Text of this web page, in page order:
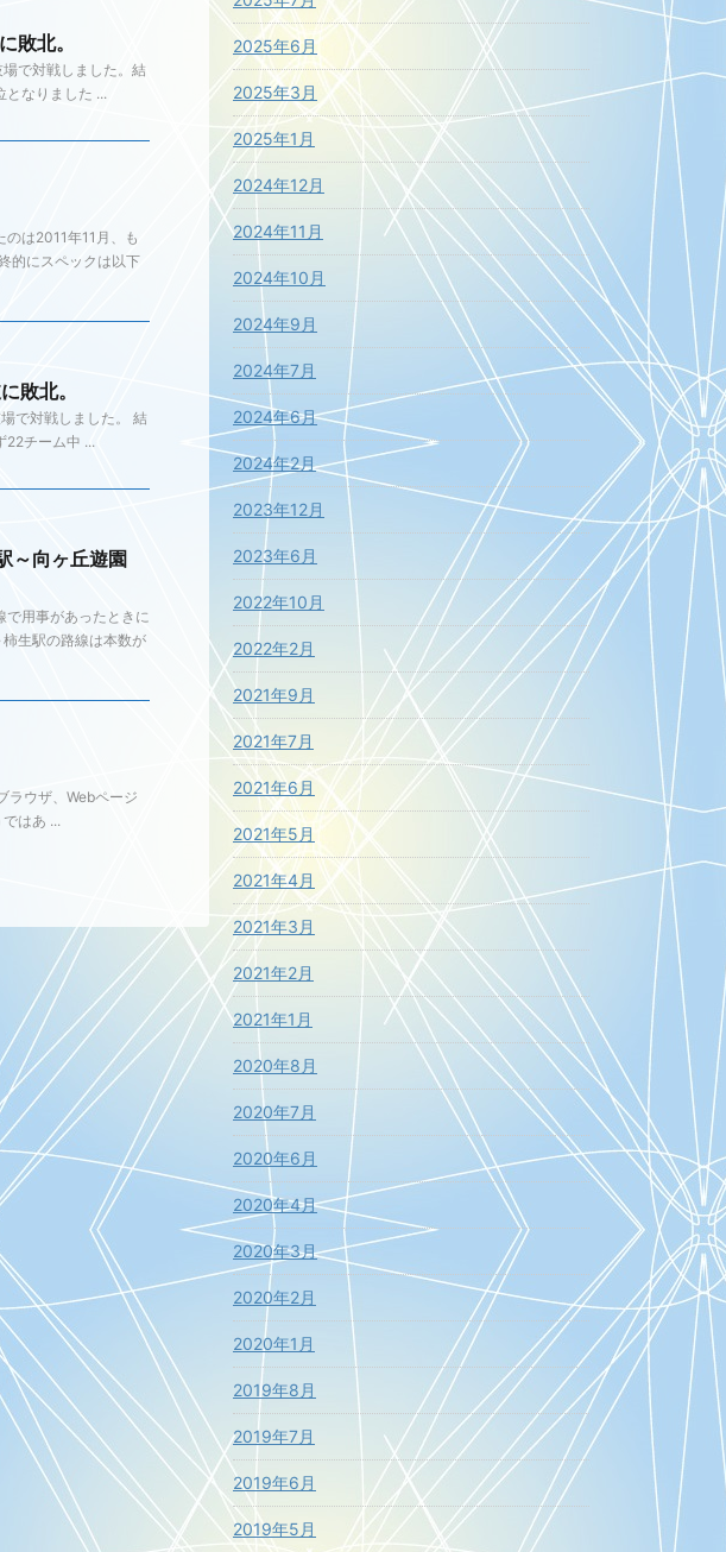
敗北。
で対戦しました。結
なりました ...
は2011年11月、も
的にスペックは以下
敗北。
で対戦しました。 結
22チーム中 ...
～向ヶ丘遊園
用事があったときに
生駅の路線は本数が
ラウザ、Webページ
はあ ...
2025年6月
2025年3月
2025年1月
2024年12月
2024年11月
2024年10月
2024年9月
2024年7月
2024年6月
2024年2月
2023年12月
2023年6月
2022年10月
2022年2月
2021年9月
2021年7月
2021年6月
2021年5月
2021年4月
2021年3月
2021年2月
2021年1月
2020年8月
2020年7月
2020年6月
2020年4月
2020年3月
2020年2月
2020年1月
2019年8月
2019年7月
2019年6月
2019年5月